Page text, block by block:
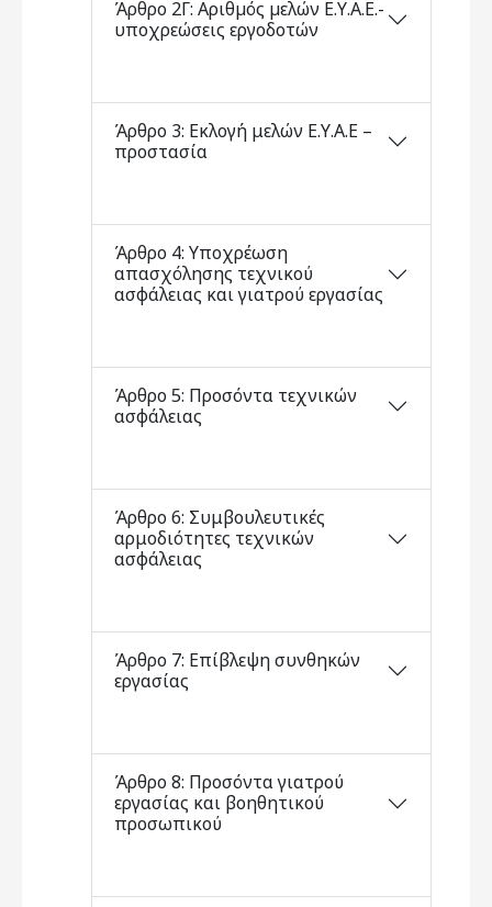
Άρθρο 2Γ: Αριθµός µελών Ε.Υ.Α.Ε.-
υποχρεώσεις εργοδοτών
Άρθρο 3: Εκλογή μελών Ε.Υ.Α.Ε –
προστασία
Άρθρο 4: Υποχρέωση
απασχόλησης τεχνικού
ασφάλειας και γιατρού εργασίας
Άρθρο 5: Προσόντα τεχνικών
ασφάλειας
Άρθρο 6: Συμβουλευτικές
αρμοδιότητες τεχνικών
ασφάλειας
Άρθρο 7: Επίβλεψη συνθηκών
εργασίας
Άρθρο 8: Προσόντα γιατρού
εργασίας και βοηθητικού
προσωπικού